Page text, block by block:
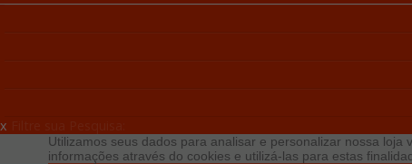
x
Utilizamos seus dados para analisar e personalizar nossa
informações através do cookies e utilizá-las para estas